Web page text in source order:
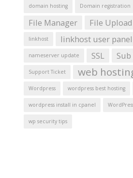
domain hosting Domain registration
File Manager File Upload
linkhost linkhost user panel
nameserver update SSL
Support Ticket web
Wordpress wordpress best hosting
wordpress install in cpanel
wp security tips